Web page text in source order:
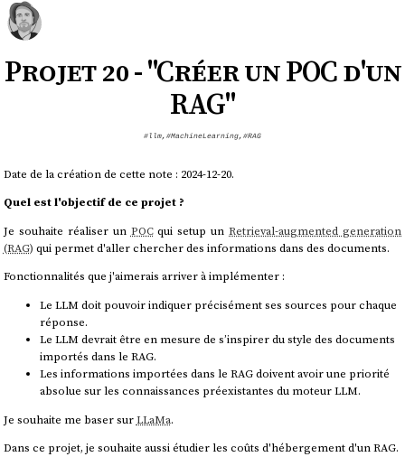
Projet 20 - "Créer un POC d'un
RAG"
#llm, #MachineLearning, #RAG
Date de la création de cette note : 2024-12-20.
Quel est l'objectif de ce projet ?
Je souhaite réaliser un POCqui setup unRetrieval-augmented generation
(RAG) qui permet d'aller chercher des informations dans des documents.
Fonctionnalités que j'aimerais arriver à implémenter :
Le LLM doit pouvoir indiquer précisément ses sources pour chaque
réponse.
Le LLM devrait être en mesure de s’inspirer du style des documents
importés dans le RAG.
Les informations importées dans le RAG doivent avoir une priorité
absolue sur les connaissances préexistantes du moteur LLM.
Je souhaite me baser surLLaMa.
Dans ce projet, je souhaite aussi étudier les coûts d'hébergement d'un RAG.